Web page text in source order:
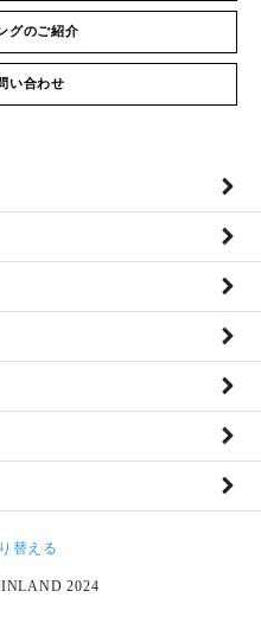
グのご紹介
い合わせ
替える
2024